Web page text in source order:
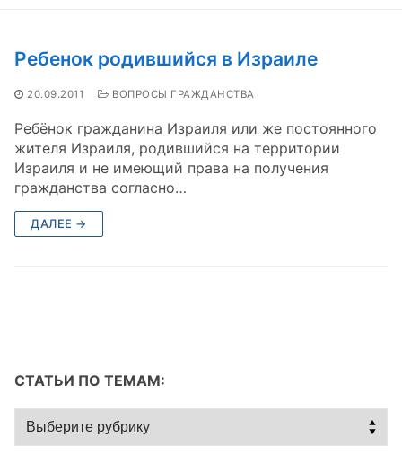
Ребенок родившийся в Израиле
20.09.2011 ВОПРОСЫ ГРАЖДАНСТВА
Ребёнок гражданина Израиля или же постоянного
жителя Израиля, родившийся на территории
Израиля и не имеющий права на получения
гражданства согласно…
ДАЛЕЕ →
СТАТЬИ ПО ТЕМАМ:
Статьи
по